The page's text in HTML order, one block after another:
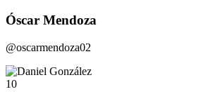
Óscar Mendoza
@oscarmendoza02
10